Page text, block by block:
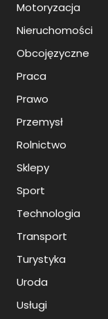
Motoryzacja
Nieruchomości
Obcojęzyczne
Praca
Prawo
Przemysł
Rolnictwo
Sklepy
Sport
Technologia
Transport
Turystyka
Uroda
Usługi